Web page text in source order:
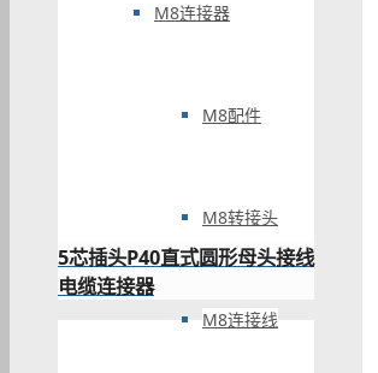
M8连接器
M8配件
M8转接头
M8连接线
5芯插头P40直式圆形母头接线
电缆连接器